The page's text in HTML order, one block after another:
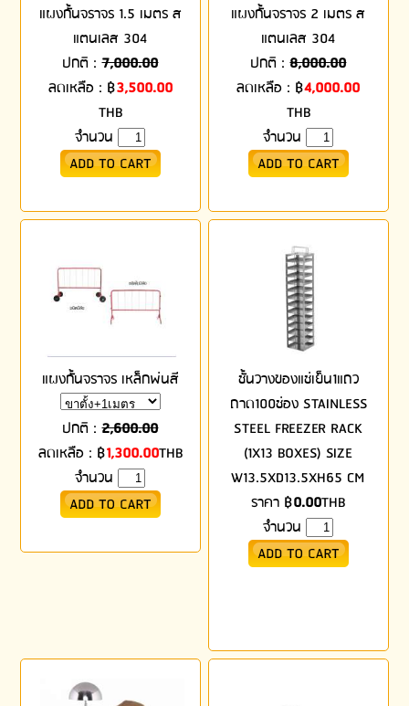
แผงกั้นจราจร 1.5 เมตร ส
แตนเลส 304
ปกติ :7,000.00
ลดเหลือ : ฿3,500.00
THB
จำนวน
แผงกั้นจราจร 2 เมตร ส
แตนเลส 304
ปกติ :8,000.00
ลดเหลือ : ฿4,000.00
THB
จำนวน
แผงกั้นจราจร เหล็กพ่นสี
ปกติ :2,600.00
ลดเหลือ : ฿1,300.00THB
จำนวน
ชั้นวางของแช่เย็น1แถว
ถาด100ช่อง STAINLESS
STEEL FREEZER RACK
(1X13 BOXES) SIZE
W13.5XD13.5XH65 CM
ราคา ฿0.00THB
จำนวน